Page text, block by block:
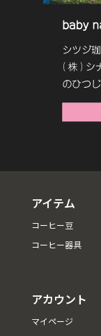
アイテム
コーヒー豆
コーヒー器具
アカウント
マイページ